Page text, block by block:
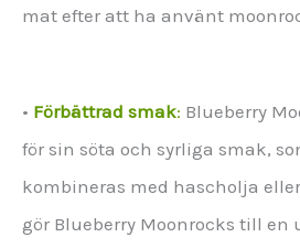
mat efter att ha använt
• Förbättrad smak: Blueberry
för sin söta och syrliga smak,
kombineras med hascholja
gör Blueberry Moonrocks till